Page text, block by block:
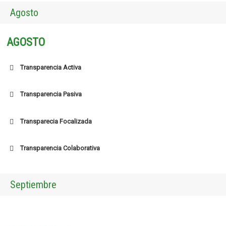
Agosto
AGOSTO
Transparencia Activa
Transparencia Pasiva
Transparecia Focalizada
Transparencia Colaborativa
Septiembre